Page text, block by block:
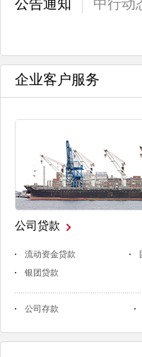
公告通知 中行动
企业客户服务
公司贷款
流动资金贷款
银团贷款
公司存款